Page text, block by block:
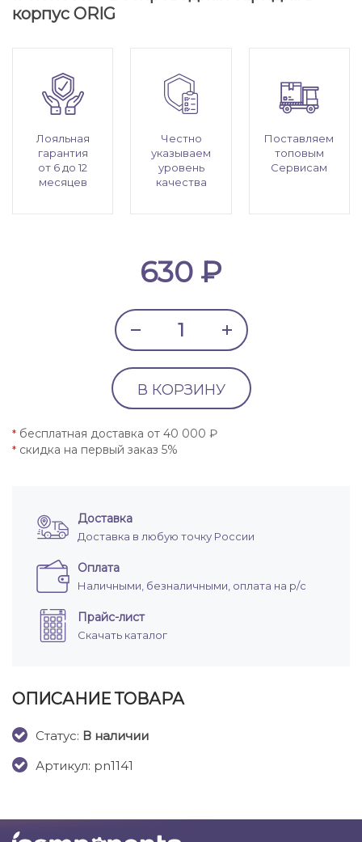
корпус ORIG
Лояльная
гарантия
от 6 до 12
месяцев
Честно
указываем
уровень
качества
Поставляем
топовым
Сервисам
630 ₽
В КОРЗИНУ
* бесплатная доставка от 40 000 ₽
* скидка на первый заказ 5%
Доставка
Доставка в любую точку России
Оплата
Наличными, безналичными, оплата на р/с
Прайс-лист
Скачать каталог
ОПИСАНИЕ ТОВАРА
Cтатус: В наличии
Артикул: pn1141